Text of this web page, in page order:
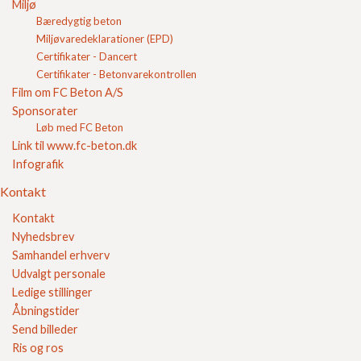
Miljø
Bæredygtig beton
Miljøvaredeklarationer (EPD)
Certifikater - Dancert
Certifikater - Betonvarekontrollen
Film om FC Beton A/S
Sponsorater
Løb med FC Beton
Link til www.fc-beton.dk
Infografik
Kontakt
Kontakt
Nyhedsbrev
Samhandel erhverv
Udvalgt personale
Ledige stillinger
Åbningstider
Send billeder
Ris og ros
Login
Indkøbskurv
FC Kvalitet
Se vores kvalitetssikring her
Sikker E-handel